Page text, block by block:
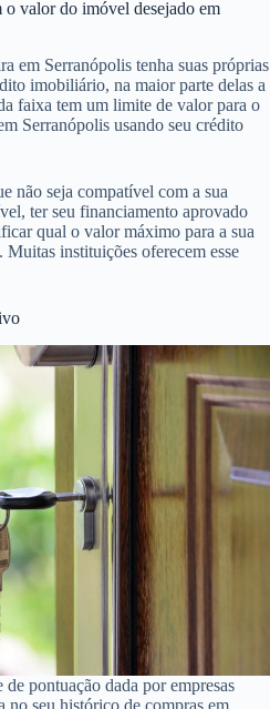
valor do imóvel desejado em
em Serranópolis tenha suas próprias
imobiliário, na maior parte delas a
faixa tem um limite de valor para o
Serranópolis usando seu crédito
não seja compatível com a sua
ter seu financiamento aprovado
qual o valor máximo para a sua
instituições oferecem esse
de pontuação dada por empresas